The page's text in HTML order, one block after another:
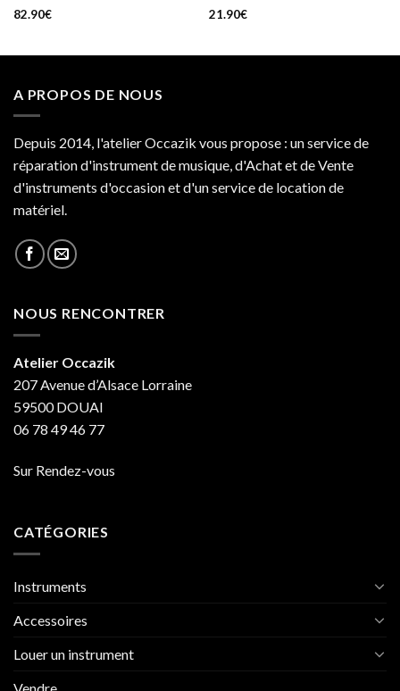
82.90€ 21.90€
A PROPOS DE NOUS
Depuis 2014, l'atelier Occazik vous propose : un service de
réparation d'instrument de musique, d'Achat et de Vente
d'instruments d'occasion et d'un service de location de
matériel.
NOUS RENCONTRER
Atelier Occazik
207 Avenue d’Alsace Lorraine
59500 DOUAI
06 78 49 46 77
Sur Rendez-vous
CATÉGORIES
Instruments
Accessoires
Louer un instrument